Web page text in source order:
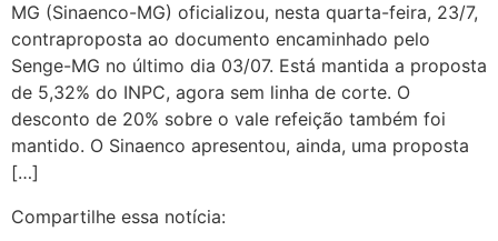
MG (Sinaenco-MG) oficializou, nesta quarta-feira, 23/7,
contraproposta ao documento encaminhado pelo
Senge-MG no último dia 03/07. Está mantida a proposta
de 5,32% do INPC, agora sem linha de corte. O
desconto de 20% sobre o vale refeição também foi
mantido. O Sinaenco apresentou, ainda, uma proposta
[…]
Compartilhe essa notícia: